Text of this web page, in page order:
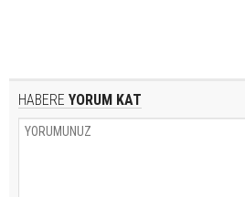
HABERE YORUM KAT